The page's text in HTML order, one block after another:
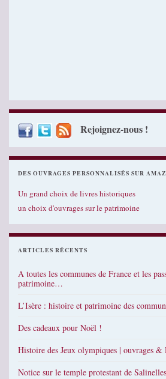
Rejoignez-nous !
DES OUVRAGES PERSONNALISÉS SUR
Un grand choix de livres historiques
un choix d'ouvrages sur le patrimoine
ARTICLES RÉCENTS
A toutes les communes de France et les
patrimoine…
L’Isère : histoire et patrimoine des
Des cadeaux pour Noël !
Histoire des Jeux olympiques | ouvrages &
Notice sur le temple protestant de